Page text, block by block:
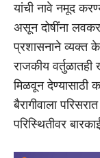
यांची नावे नमूद
असून दोषींना
प्रशासनाने व्यक्त
राजकीय
मिळवून देण्यासाठी
बैरागीवाला
परिस्थितीवर